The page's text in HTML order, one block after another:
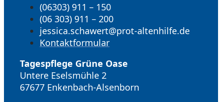
(06303) 911 – 150
(06 303) 911 – 200
jessica.schawert@prot-altenhilfe.de
Kontaktformular
Tagespflege Grüne Oase
Untere Eselsmühle 2
67677 Enkenbach-Alsenborn